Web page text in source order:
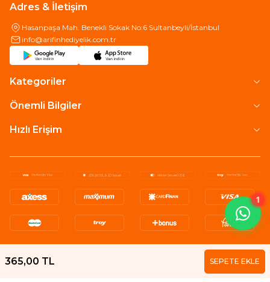
1
365,00 TL SEPETE EKLE
Adres & İletişim
Hasanpaşa Mah. Benekli Sokak No:6 Sultanbeyli/İstanbul
info@arifinhediyelik.com.tr
Kategoriler
Önemli Bilgiler
Hızlı Erişim